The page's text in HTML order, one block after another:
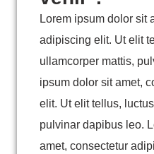
Lorem ipsum dolor sit
adipiscing elit. Ut elit
ullamcorper mattis,
ipsum dolor sit amet,
elit. Ut elit tellus,
pulvinar dapibus leo.
amet, consectetur